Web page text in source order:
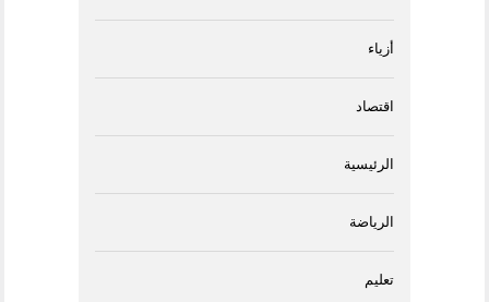
أزياء
اقتصاد
الرئيسية
الرياضة
تعليم